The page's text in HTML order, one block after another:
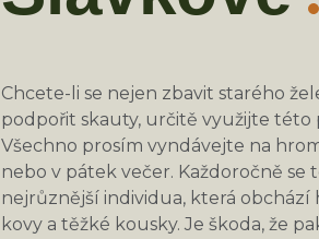
Chcete-li se nejen zbavit starého
podpořit skauty, určitě využijte této
Všechno prosím vyndávejte na
nebo v pátek večer. Každoročně se
nejrůznější individua, která
kovy a těžké kousky. Je škoda, že